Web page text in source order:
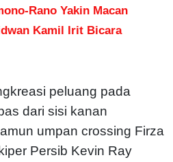
Rano Yakin Macan
Kamil Irit Bicara
peluang pada
dari sisi kanan
umpan crossing Firza
Persib Kevin Ray